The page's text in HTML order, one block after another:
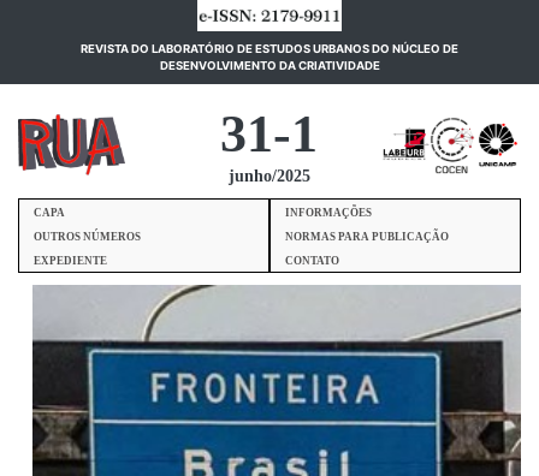
REVISTA DO LABORATÓRIO DE ESTUDOS URBANOS DO NÚCLEO DE
DESENVOLVIMENTO DA CRIATIVIDADE(current)
31-1
junho/2025
CAPA
INFORMAÇÕES
OUTROS NÚMEROS
NORMAS PARA PUBLICAÇÃO
EXPEDIENTE
CONTATO